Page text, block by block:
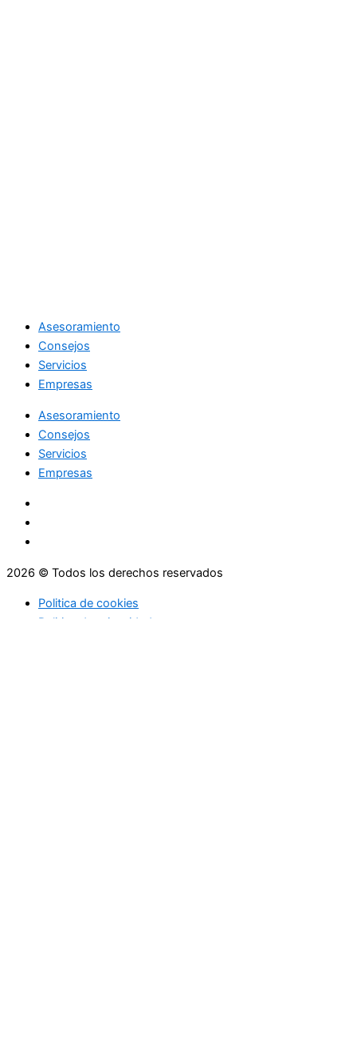
Asesoramiento
Consejos
Servicios
Empresas
Asesoramiento
Consejos
Servicios
Empresas
2026 © Todos los derechos reservados
Politica de cookies
Politica de privacidad